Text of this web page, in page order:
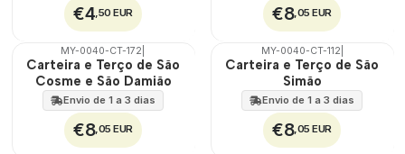
€4,50 EUR €8,05 EUR
🇵🇹
100%
MY-0040-CT-172
Carteira e Terço de São
Cosme e São Damião
Envio de 1 a 3 dias
€8,05 EUR
🇵🇹
MY-0040-CT-112
Carteira e Terço de São
Simão
Envio de 1 a 3 dias
€8,05 EUR